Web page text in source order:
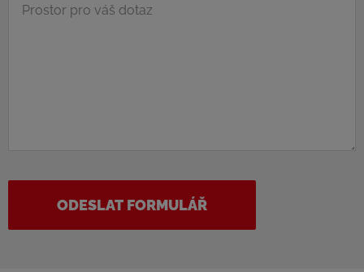
ODESLAT FORMULÁŘ